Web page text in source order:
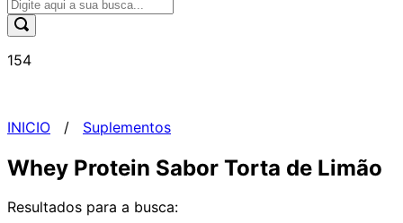
154
INICIO ﾠ/ﾠ Suplementos
Whey Protein Sabor Torta de Limão
Resultados para a busca: